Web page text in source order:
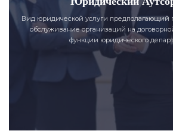
Вид юридической услуги предполагающий
обслуживание организаций на
функции юридического